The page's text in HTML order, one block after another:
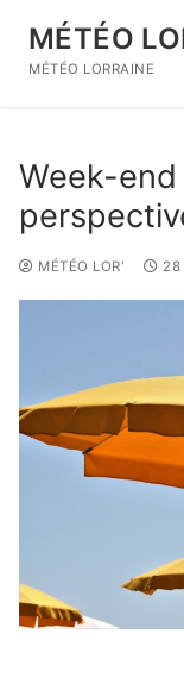
contenu
MÉTÉO
MÉTÉO LORRAINE
Week-
MÉTÉO LOR' 28